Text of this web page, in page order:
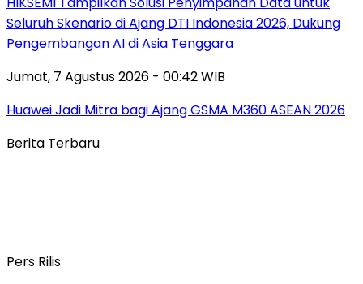
Seluruh Skenario di Ajang DTI Indonesia 2026, Dukung
Pengembangan AI di Asia Tenggara
Jumat, 7 Agustus 2026 - 00:42 WIB
Huawei Jadi Mitra bagi Ajang GSMA M360 ASEAN 2026
Berita Terbaru
Pers Rilis